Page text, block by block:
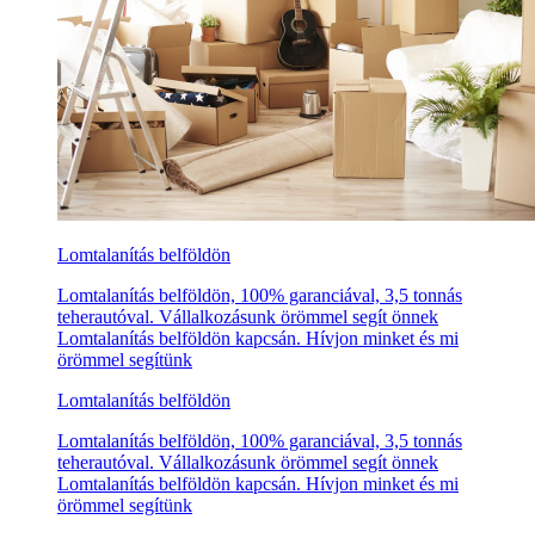
Lomtalanítás belföldön
Lomtalanítás belföldön, 100% garanciával, 3,5 tonnás
teherautóval. Vállalkozásunk örömmel segít önnek
Lomtalanítás belföldön kapcsán. Hívjon minket és mi
örömmel segítünk
Lomtalanítás belföldön
Lomtalanítás belföldön, 100% garanciával, 3,5 tonnás
teherautóval. Vállalkozásunk örömmel segít önnek
Lomtalanítás belföldön kapcsán. Hívjon minket és mi
örömmel segítünk